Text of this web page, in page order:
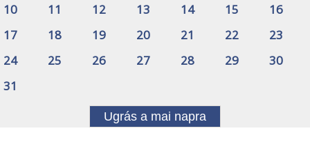
10
11 12 13 14 15
16
17
18 19 20 21 22
23
24
25 26 27 28 29
30
31
Ugrás a mai napra